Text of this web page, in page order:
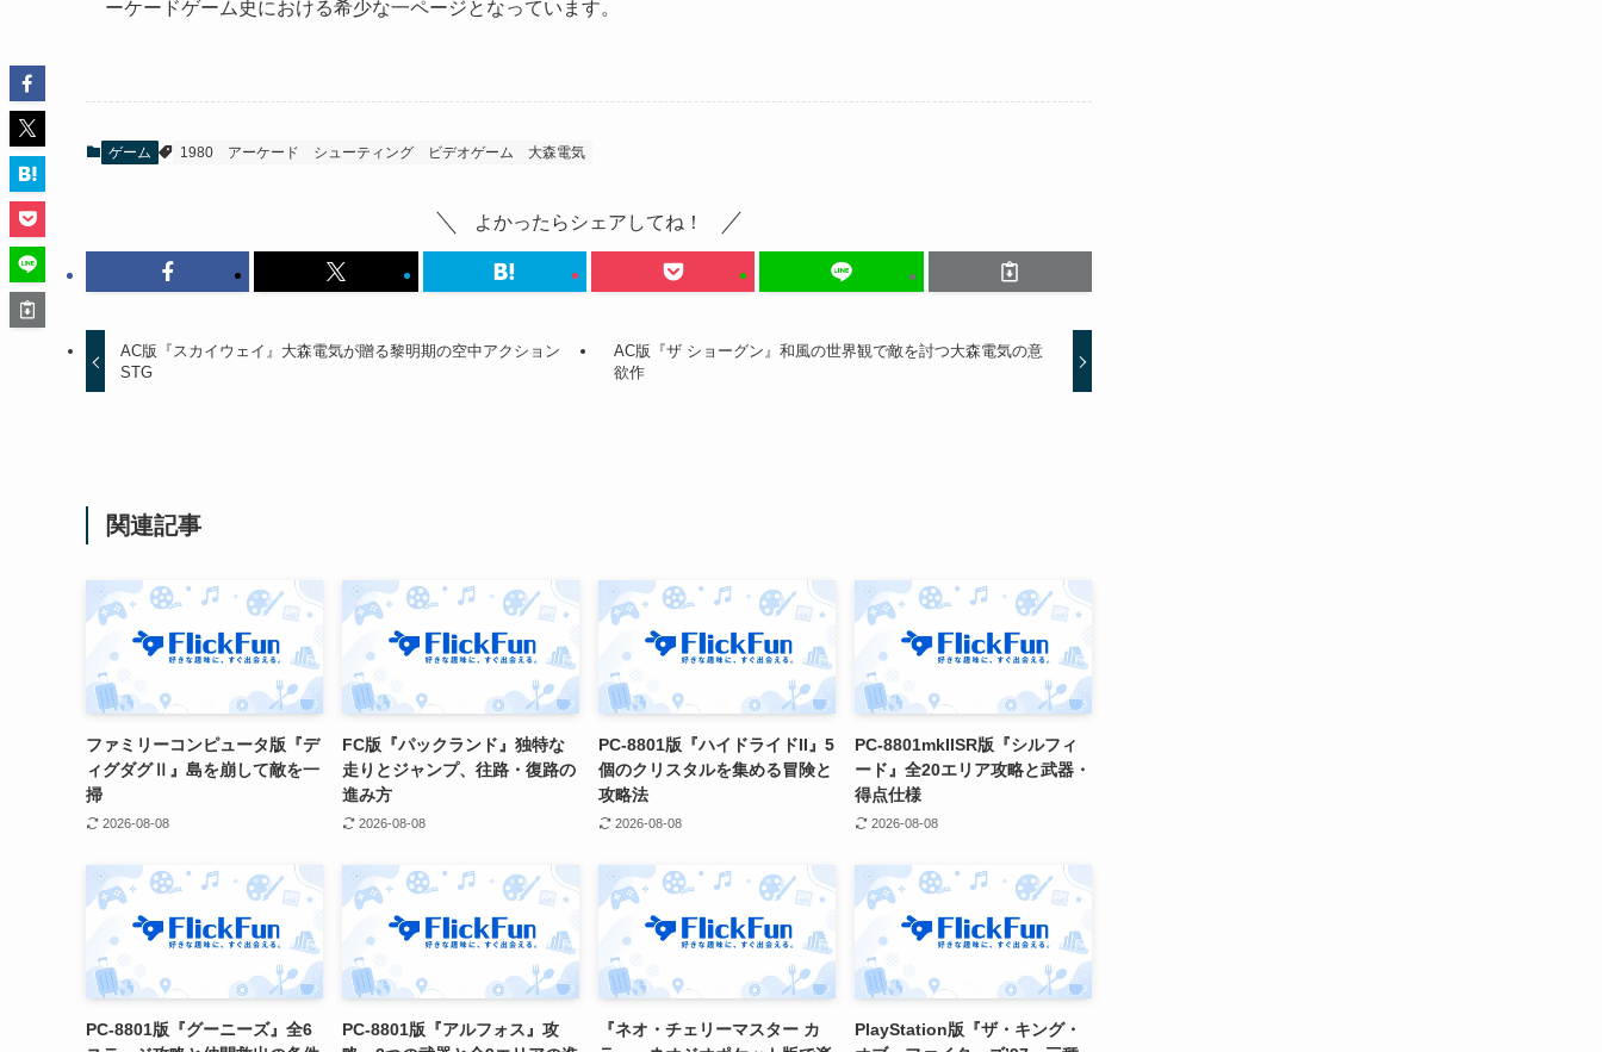
ーケードゲーム史における希少な一ページとなっています。
ゲーム 1980 アーケード シューティング ビデオゲーム 大森電気
よかったらシェアしてね！
AC版『スカイウェイ』大森電気が贈る黎明期の空中アクション
STG
AC版『ザ ショーグン』和風の世界観で敵を討つ大森電気の意
欲作
関連記事
ファミリーコンピュータ版『デ
ィグダグⅡ』島を崩して敵を一
掃
2026-08-08
FC版『パックランド』独特な
走りとジャンプ、往路・復路の
進み方
2026-08-08
PC-8801版『ハイドライドII』5
個のクリスタルを集める冒険と
攻略法
2026-08-08
PC-8801mkIISR版『シルフィ
ード』全20エリア攻略と武器・
得点仕様
2026-08-08
PC-8801版『グーニーズ』全6
PC-8801版『アルフォス』攻
『ネオ・チェリーマスター カ
PlayStation版『ザ・キング・